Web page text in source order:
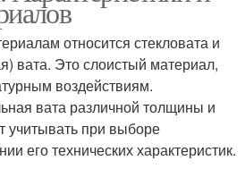
относится стекловата и
вата. Это слоистый материал,
воздействиям.
вата различной толщины и
учитывать при выборе
его технических характеристик.